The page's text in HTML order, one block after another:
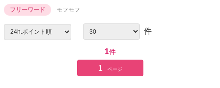
フリーワード モフモフ
件
1件
1 ページ